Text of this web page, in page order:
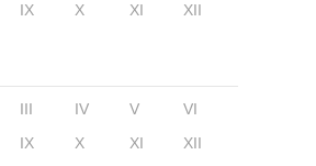
IX X XI XII
III IV V
VI
IX X XI XII